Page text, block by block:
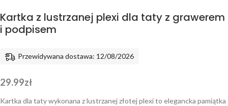
Kartka z lustrzanej plexi dla taty z grawerem
i podpisem
Przewidywana dostawa: 12/08/2026
29.99zł
Kartka dla taty wykonana z lustrzanej złotej plexi to elegancka pamiątka